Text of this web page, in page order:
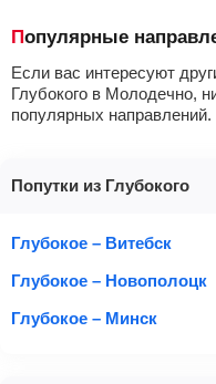
Популярные
Если вас интересуют
Глубокого в Молодечно,
популярных направлений.
Попутки из Глубокого
Глубокое – Витебск
Глубокое – Новополоцк
Глубокое – Минск